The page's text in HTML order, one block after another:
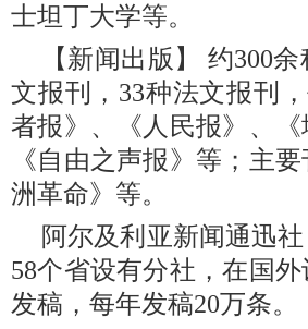
士坦丁大学等。
【新闻出版】 约300
文报刊，33种法文报刊
者报》、《人民报》、
《自由之声报》等；主
洲革命》等。
阿尔及利亚新闻通迅
58个省设有分社，在国
发稿，每年发稿20万条。